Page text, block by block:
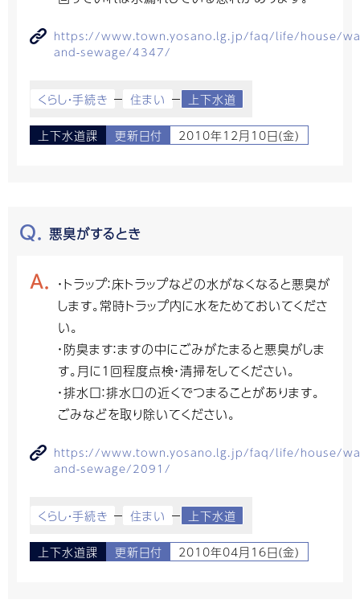
https://www.town.yosano.lg.jp/faq/life/house/
and-sewage/4347/
くらし・手続き 住まい 上下水道
上下水道課 更新日付 2010年12月10日(金)
悪臭がするとき
・トラップ：床トラップなどの水がなくなると悪臭が
します。常時トラップ内に水をためておいてくださ
い。
・防臭ます：ますの中にごみがたまると悪臭がしま
す。月に１回程度点検・清掃をしてください。
・排水口：排水口の近くでつまることがあります。
ごみなどを取り除いてください。
https://www.town.yosano.lg.jp/faq/life/house/
and-sewage/2091/
くらし・手続き 住まい 上下水道
上下水道課 更新日付 2010年04月16日(金)